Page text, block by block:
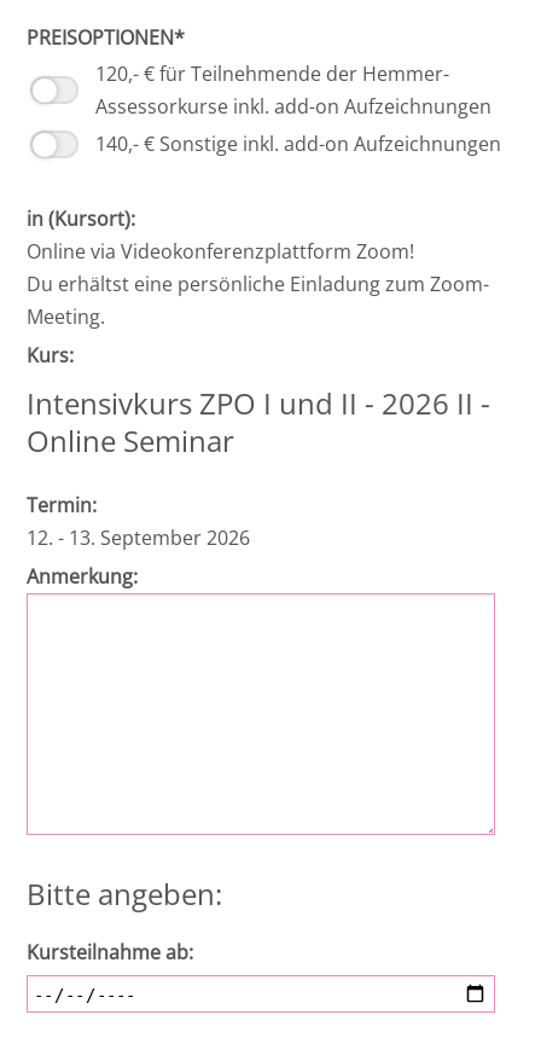
PREISOPTIONEN*
120,- € für Teilnehmende der Hemmer-
Assessorkurse inkl. add-on Aufzeichnungen
140,- € Sonstige inkl. add-on Aufzeichnungen
in (Kursort):
Online via Videokonferenzplattform Zoom!
Du erhältst eine persönliche Einladung zum Zoom-
Meeting.
Kurs:
Intensivkurs ZPO I und II - 2026 II -
Online Seminar
Termin:
12. - 13. September 2026
Anmerkung:
Bitte angeben:
Kursteilnahme ab: